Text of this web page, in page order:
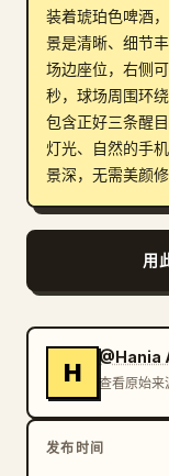
装着琥珀色啤酒
景是清晰、细节
场边座位，右侧
秒，球场周围环
包含正好三条醒
灯光、自然的手
景深，无需美颜
用
H
@Hania
查看原始来
发布时间